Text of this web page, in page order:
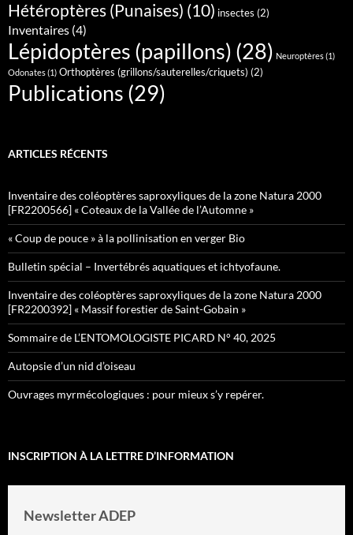
Hétéroptères (Punaises) (10) insectes (2)
Inventaires (4)
Lépidoptères (papillons) (28) Neuroptères(1)
Odonates(1) Orthoptères (grillons/sauterelles/criquets) (2)
Publications (29)
ARTICLES RÉCENTS
Inventaire des coléoptères saproxyliques de la zone Natura 2000
[FR2200566] « Coteaux de la Vallée de l’Automne »
« Coup de pouce » à la pollinisation en verger Bio
Bulletin spécial – Invertébrés aquatiques et ichtyofaune.
Inventaire des coléoptères saproxyliques de la zone Natura 2000
[FR2200392] « Massif forestier de Saint-Gobain »
Sommaire de L’ENTOMOLOGISTE PICARD N° 40, 2025
Autopsie d’un nid d’oiseau
Ouvrages myrmécologiques : pour mieux s’y repérer.
INSCRIPTION À LA LETTRE D’INFORMATION
Newsletter ADEP